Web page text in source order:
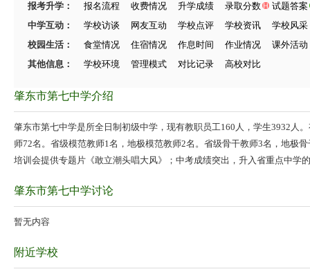
报考升学：
报名流程 收费情况 升学成绩 录取分数
试题答案
中学互动：
学校访谈 网友互动 学校点评 学校资讯
学校风采
校园生活：
食堂情况 住宿情况 作息时间 作业情况
课外活动
其他信息：
学校环境 管理模式 对比记录 高校对比
肇东市第七中学介绍
肇东市第七中学是所全日制初级中学，现有教职员工160人，学生3932人
师72名。省级模范教师1名，地极模范教师2名。省级骨干教师3名，地极
培训会提供专题片《敢立潮头唱大风》；中考成绩突出，升入省重点中学
肇东市第七中学讨论
暂无内容
附近学校